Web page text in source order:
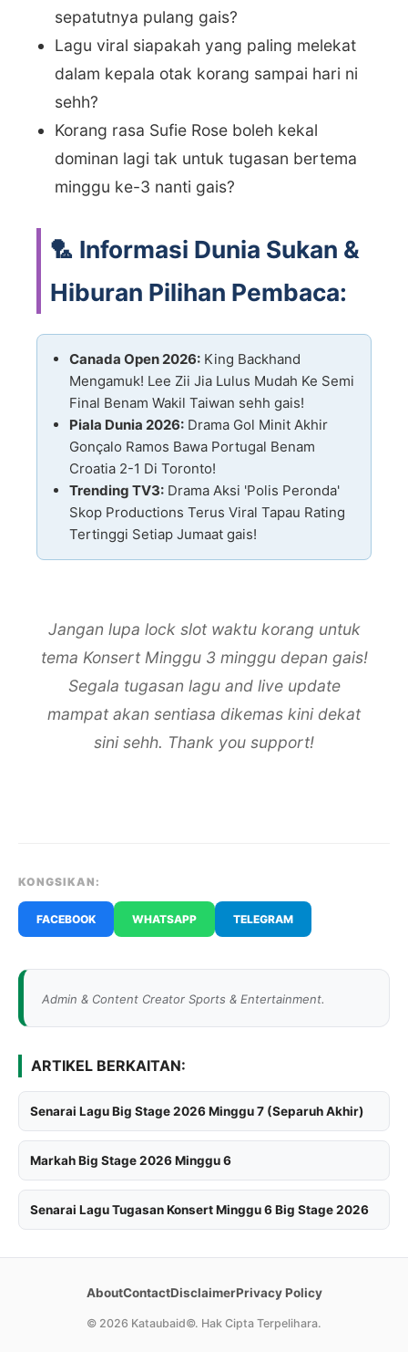
sepatutnya pulang gais?
Lagu viral siapakah yang paling melekat
dalam kepala otak korang sampai hari ni
sehh?
Korang rasa Sufie Rose boleh kekal
dominan lagi tak untuk tugasan bertema
minggu ke-3 nanti gais?
🏸 Informasi Dunia Sukan &
Hiburan Pilihan Pembaca:
Canada Open 2026: King Backhand
Mengamuk! Lee Zii Jia Lulus Mudah Ke Semi
Final Benam Wakil Taiwan sehh gais!
Piala Dunia 2026: Drama Gol Minit Akhir
Gonçalo Ramos Bawa Portugal Benam
Croatia 2-1 Di Toronto!
Trending TV3: Drama Aksi 'Polis Peronda'
Skop Productions Terus Viral Tapau Rating
Tertinggi Setiap Jumaat gais!
Jangan lupa lock slot waktu korang untuk
tema Konsert Minggu 3 minggu depan gais!
Segala tugasan lagu and live update
mampat akan sentiasa dikemas kini dekat
sini sehh. Thank you support!
KONGSIKAN:
FACEBOOK WHATSAPP TELEGRAM
Admin & Content Creator Sports & Entertainment.
ARTIKEL BERKAITAN:
Senarai Lagu Big Stage 2026 Minggu 7 (Separuh Akhir)
Markah Big Stage 2026 Minggu 6
Senarai Lagu Tugasan Konsert Minggu 6 Big Stage 2026
AboutContactDisclaimerPrivacy Policy
© 2026 Kataubaid©. Hak Cipta Terpelihara.